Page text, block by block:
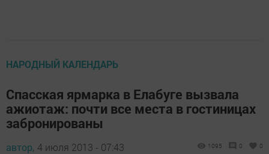
НАРОДНЫЙ КАЛЕНДАРЬ
Спасская ярмарка в Елабуге вызвала
ажиотаж: почти все места в гостиницах
забронированы
автор, 4 июля 2013 - 07:43 1095 0 0